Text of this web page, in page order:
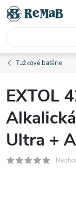
Prejsť
obsah
Tužkové batérie
EXTOL
Ultra +